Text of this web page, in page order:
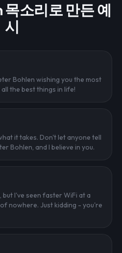
소리로 만든 예
시
Bohlen wishing you the most
the best things in life!
it takes. Don't let anyone tell
Bohlen, and I believe in you.
I've seen faster WiFi at a
nowhere. Just kidding - you're